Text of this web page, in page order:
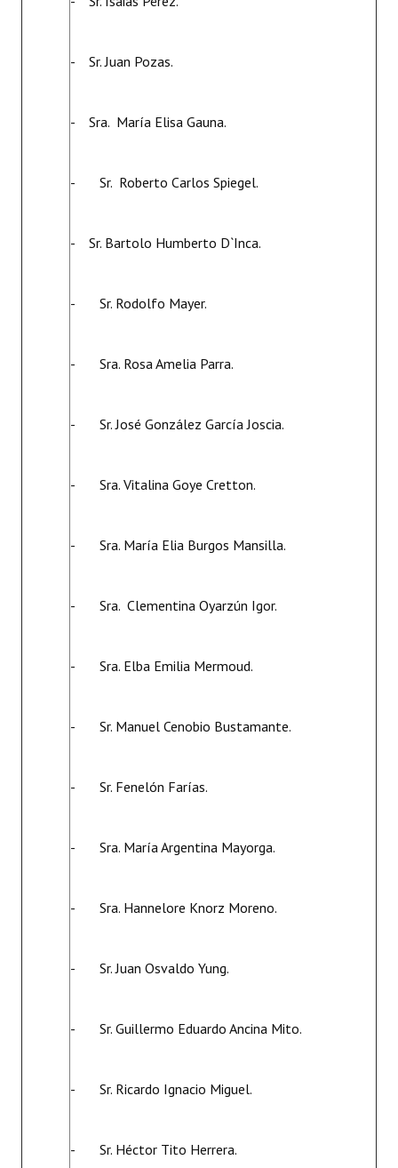
- Sr. Juan Pozas.
- Sra. María Elisa Gauna.
- Sr. Roberto Carlos Spiegel.
- Sr. Bartolo Humberto D`Inca.
- Sr. Rodolfo Mayer.
- Sra. Rosa Amelia Parra.
- Sr. José González García Joscia.
- Sra. Vitalina Goye Cretton.
- Sra. María Elia Burgos Mansilla.
- Sra. Clementina Oyarzún Igor.
- Sra. Elba Emilia Mermoud.
- Sr. Manuel Cenobio Bustamante.
- Sr. Fenelón Farías.
- Sra. María Argentina Mayorga.
- Sra. Hannelore Knorz Moreno.
- Sr. Juan Osvaldo Yung.
- Sr. Guillermo Eduardo Ancina Mito.
- Sr. Ricardo Ignacio Miguel.
- Sr. Héctor Tito Herrera.